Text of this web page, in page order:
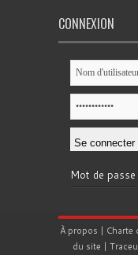
CONNEXION
Mot de passe
À propos | Charte
du site |